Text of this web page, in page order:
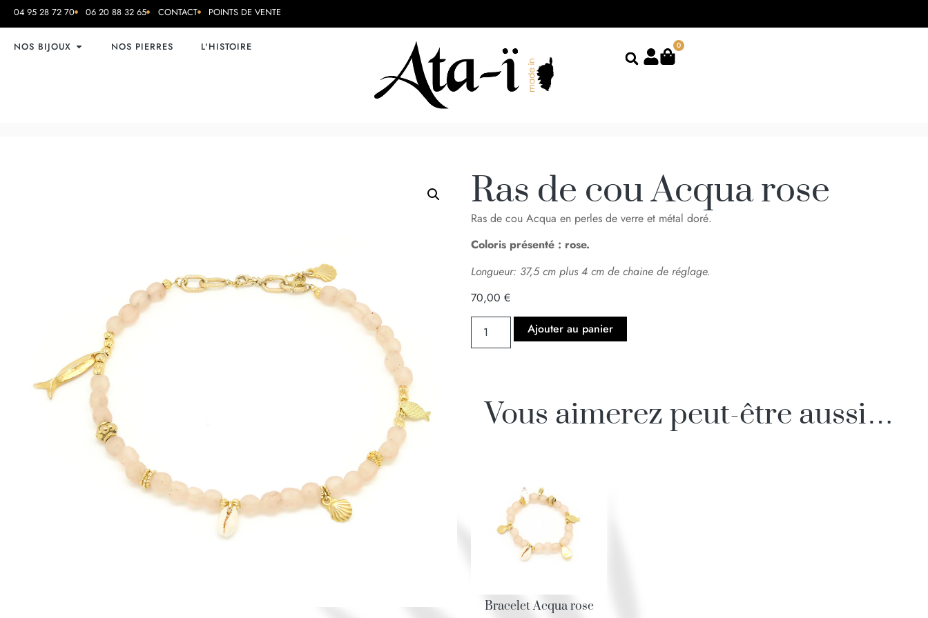
04 95 28 72 70 06 20 88 32 65 CONTACT POINTS DE VENTE
NOS BIJOUX NOS PIERRES L'HISTOIRE 0
Ras de cou Acqua rose
Ras de cou Acqua en perles de verre et métal doré.
Coloris présenté : rose.
Longueur: 37,5 cm plus 4 cm de chaine de réglage.
70,00 €
Ajouter au panier
Vous aimerez peut-être aussi…
Bracelet Acqua rose